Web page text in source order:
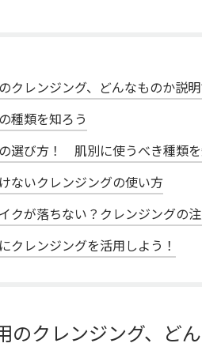
クレンジング、どんなものか説
種類を知ろう
選び方！ 肌別に使うべき種類
ないクレンジングの使い方
クが落ちない？クレンジングの
クレンジングを活用しよう！
のクレンジング、ど